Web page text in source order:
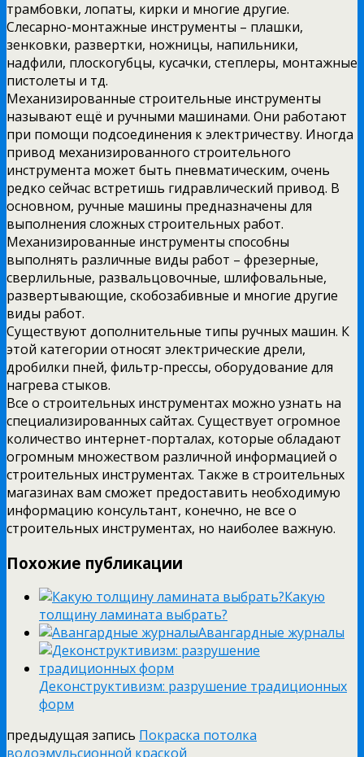
трамбовки, лопаты, кирки и многие другие.
Слесарно-монтажные инструменты – плашки,
зенковки, развертки, ножницы, напильники,
надфили, плоскогубцы, кусачки, степлеры, монтажные
пистолеты и тд.
Механизированные строительные инструменты
называют ещё и ручными машинами. Они работают
при помощи подсоединения к электричеству. Иногда
привод механизированного строительного
инструмента может быть пневматическим, очень
редко сейчас встретишь гидравлический привод. В
основном, ручные машины предназначены для
выполнения сложных строительных работ.
Механизированные инструменты способны
выполнять различные виды работ – фрезерные,
сверлильные, развальцовочные, шлифовальные,
развертывающие, скобозабивные и многие другие
виды работ.
Существуют дополнительные типы ручных машин. К
этой категории относят электрические дрели,
дробилки пней, фильтр-прессы, оборудование для
нагрева стыков.
Все о строительных инструментах можно узнать на
специализированных сайтах. Существует огромное
количество интернет-порталах, которые обладают
огромным множеством различной информацией о
строительных инструментах. Также в строительных
магазинах вам сможет предоставить необходимую
информацию консультант, конечно, не все о
строительных инструментах, но наиболее важную.
Похожие публикации
Какую
толщину ламината выбрать?
Авангардные журналы
Деконструктивизм: разрушение традиционных
форм
предыдущая запись Покраска потолка
водоэмульсионной краской